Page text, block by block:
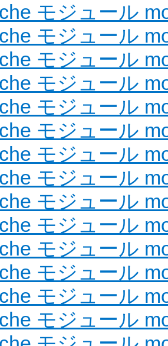
モジュール
モジュール
モジュール
モジュール
モジュール
モジュール
モジュール
モジュール
モジュール
モジュール
モジュール
モジュール
モジュール
モジュール